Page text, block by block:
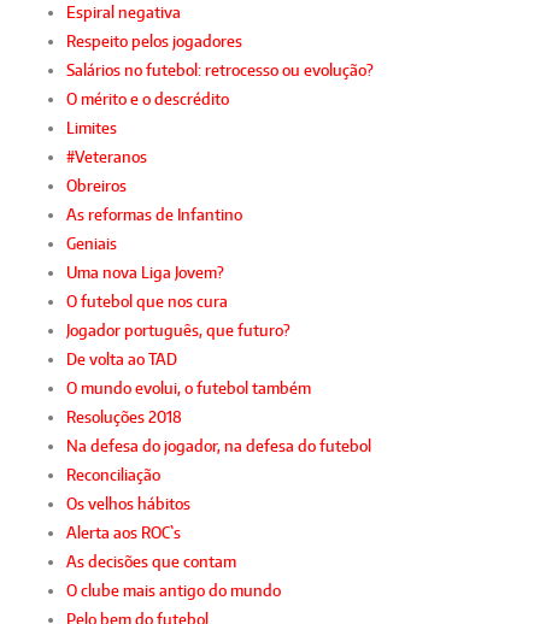
Espiral negativa
Respeito pelos jogadores
Salários no futebol: retrocesso ou evolução?
O mérito e o descrédito
Limites
#Veteranos
Obreiros
As reformas de Infantino
Geniais
Uma nova Liga Jovem?
O futebol que nos cura
Jogador português, que futuro?
De volta ao TAD
O mundo evolui, o futebol também
Resoluções 2018
Na defesa do jogador, na defesa do futebol
Reconciliação
Os velhos hábitos
Alerta aos ROC`s
As decisões que contam
O clube mais antigo do mundo
Pelo bem do futebol